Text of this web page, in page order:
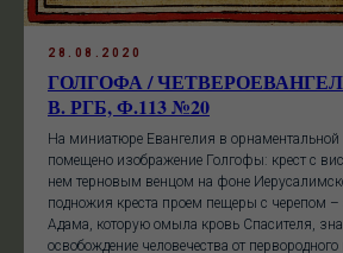
28.08.2020
ГОЛГОФА /
В. РГБ, Ф.113 №20
На миниатюре Евангелия в орнаментальной
помещено изображение Голгофы: крест с
нем терновым венцом на фоне
подножия креста проем пещеры с черепом –
Адама, которую омыла кровь Спасителя,
освобождение человечества от первородного